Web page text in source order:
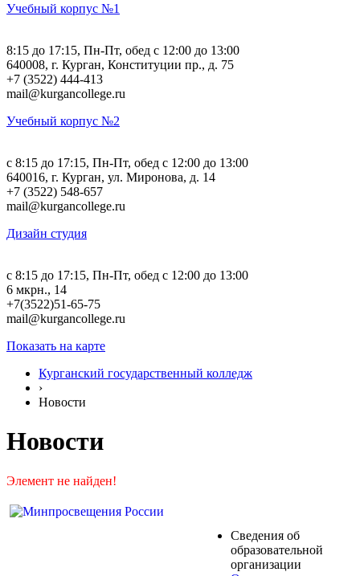
Учебный корпус №1
8:15 до 17:15, Пн-Пт, обед с 12:00 до 13:00
640008, г. Курган, Конституции пр., д. 75
+7 (3522) 444-413
mail@kurgancollege.ru
Учебный корпус №2
c 8:15 до 17:15, Пн-Пт, обед с 12:00 до 13:00
640016, г. Курган, ул. Миронова, д. 14
+7 (3522) 548-657
mail@kurgancollege.ru
Дизайн студия
c 8:15 до 17:15, Пн-Пт, обед с 12:00 до 13:00
6 мкрн., 14
+7(3522)51-65-75
mail@kurgancollege.ru
Показать на карте
Курганский государственный колледж
›
Новости
Новости
Элемент не найден!
Сведения об
образовательной
организации